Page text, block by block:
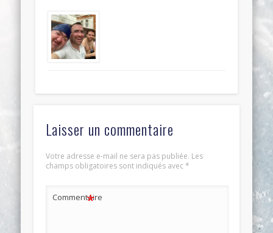
Laisser un commentaire
Votre adresse e-mail ne sera pas publiée. Les
champs obligatoires sont indiqués avec*
Commentaire
*